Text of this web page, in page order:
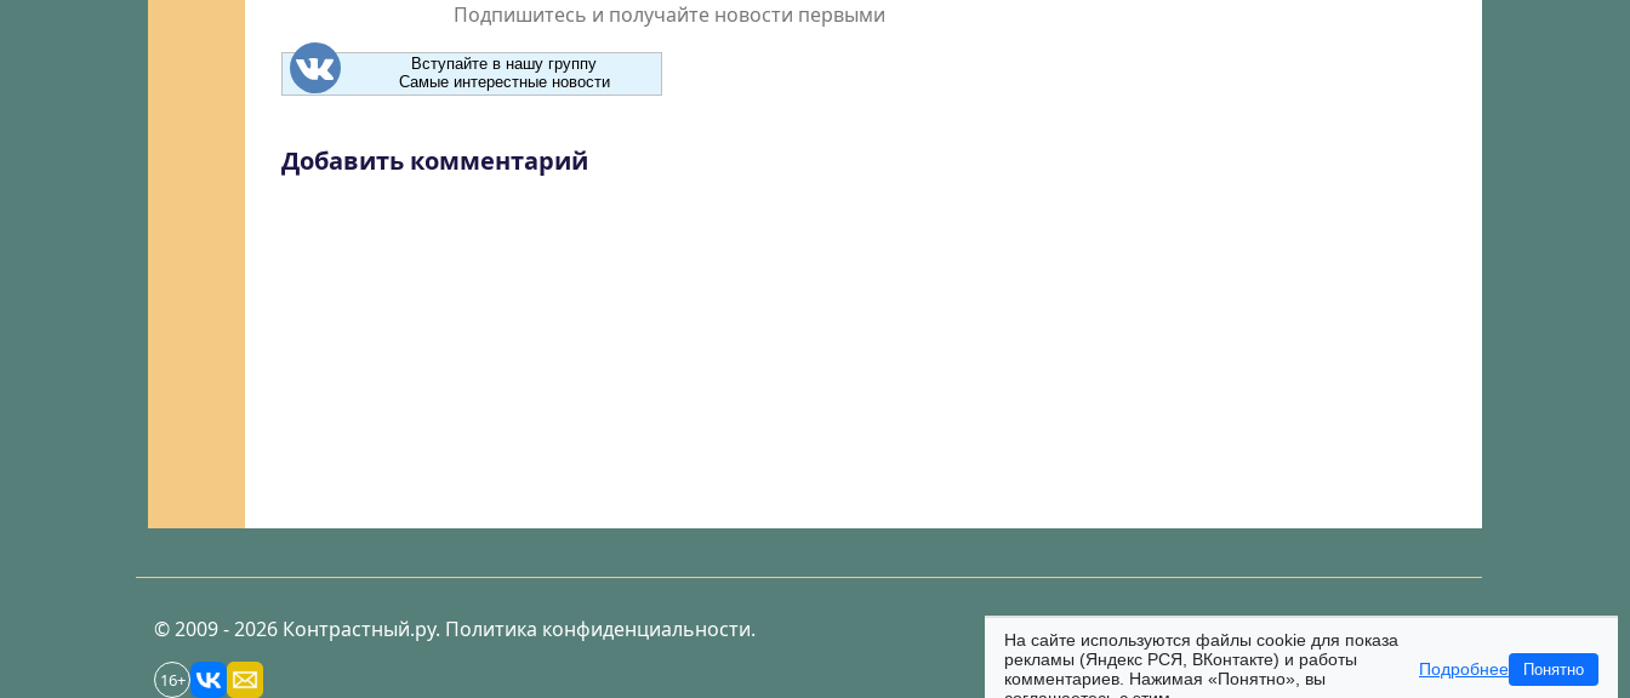
Подпишитесь и получайте новости первыми
Вступайте в нашу группу
Самые интерестные новости
Добавить комментарий
© 2009 - 2026 Контрастный.ру. Политика конфиденциальности.
16+
На сайте используются файлы cookie для показа
рекламы (Яндекс РСЯ, ВКонтакте) и работы
комментариев. Нажимая «Понятно», вы
Подробнее Понятно